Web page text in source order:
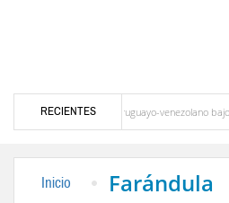
RECIENTES
uruguayo-venezolano bajo arresto domiciliario
Inicio Farándula